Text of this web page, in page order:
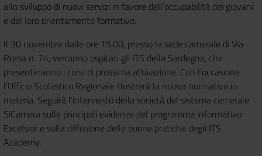
allo sviluppo di nuovi servizi in favore dell’occupabilità dei giovani
e del loro orientamento formativo.
Il 30 novembre dalle ore 15,00, presso la sede camerale di Via
Roma n. 74, verranno ospitati gli ITS della Sardegna, che
presenteranno i corsi di prossima attivazione. Con l’occasione
l’Ufficio Scolastico Regionale illustrerà la nuova normativa in
materia. Seguirà l’intervento della società del sistema camerale
SiCamera sulle principali evidenze del programma informativo
Excelsior e sulla diffusione delle buone pratiche degli ITS
Academy.